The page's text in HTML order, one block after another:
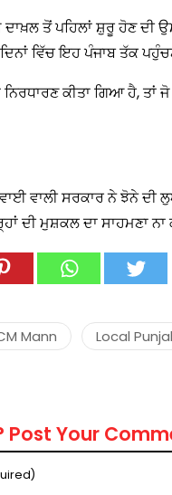
ਤੋਂ ਪਹਿਲਾਂ ਸ਼ੁਰੂ ਹੋਣ ਦੀ
ਵਿੱਚ ਇਹ ਪੰਜਾਬ ਤੱਕ
ਕੀਤਾ ਗਿਆ ਹੈ, ਤਾਂ
ਵਾਲੀ ਸਰਕਾਰ ਨੇ ਝੋਨੇ
ਦੀ ਮੁਸ਼ਕਲ ਦਾ ਸਾਹਮਣਾ ਨਾ
Mann Local
Post Your